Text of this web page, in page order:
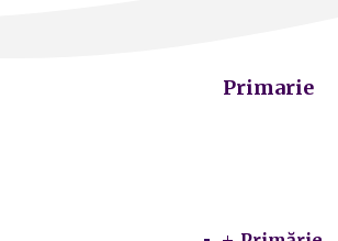
Primarie